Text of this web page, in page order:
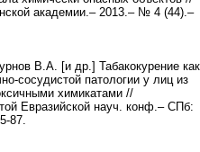
академии.– 2013.– № 4 (44).–
В.А. [и др.] Табакокурение как
сосудистой патологии у лиц из
химикатами //
Евразийской науч. конф.– СПб:
87.